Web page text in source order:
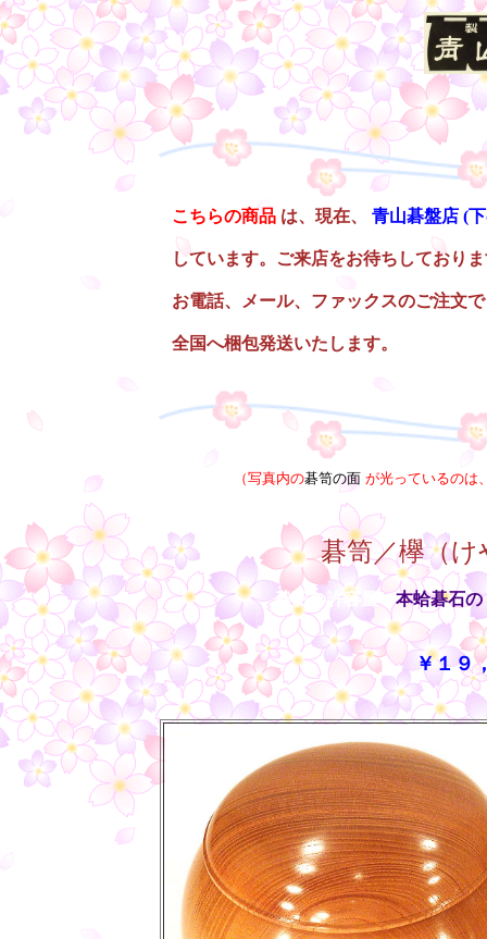
○
こちらの商品 は、現在、 青山碁盤店 (
しています。ご来店をお待ちしており
お電話、メール、ファックスのご注文
全国へ梱包発送いたします。
（写真内の碁笥の面 が光っているのは
碁笥／欅（
碁石の許容量：本蛤碁石の
￥１９